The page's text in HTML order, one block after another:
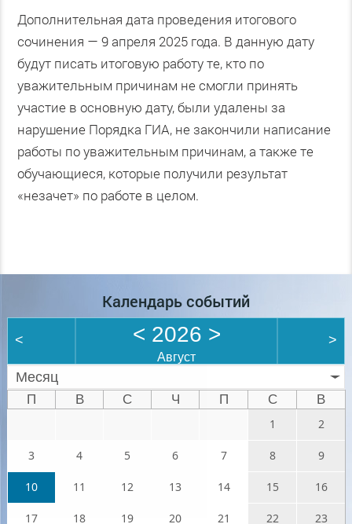
Дополнительная дата проведения итогового
сочинения — 9 апреля 2025 года. В данную дату
будут писать итоговую работу те, кто по
уважительным причинам не смогли принять
участие в основную дату, были удалены за
нарушение Порядка ГИА, не закончили написание
работы по уважительным причинам, а также те
обучающиеся, которые получили результат
«незачет» по работе в целом.
Календарь событий
< < 2026 >
Август
>
Месяц
П В С Ч П С
В
1
2
3 4 5 6 7 8 9
10 11 12 13 14 15 16
17 18 19 20 21 22 23